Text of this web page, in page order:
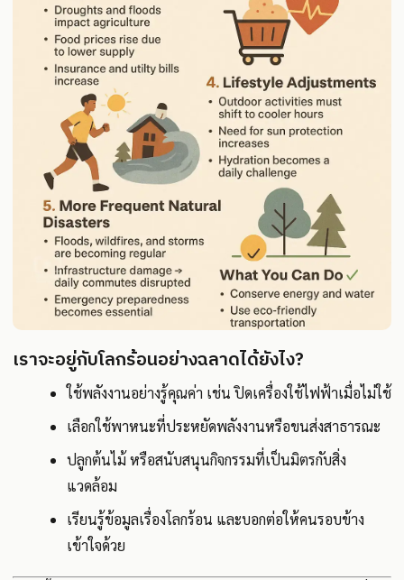
เราจะอยู่กับโลกร้อนอย่างฉลาดได้ยังไง?
ใช้พลังงานอย่างรู้คุณค่า เช่น ปิดเครื่องใช้ไฟฟ้าเมื่อไม่ใช้
เลือกใช้พาหนะที่ประหยัดพลังงานหรือขนส่งสาธารณะ
ปลูกต้นไม้ หรือสนับสนุนกิจกรรมที่เป็นมิตรกับสิ่ง
แวดล้อม
เรียนรู้ข้อมูลเรื่องโลกร้อน และบอกต่อให้คนรอบข้าง
เข้าใจด้วย